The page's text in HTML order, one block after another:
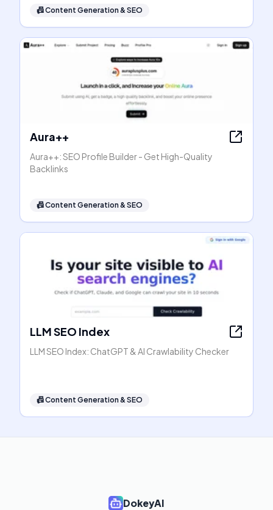
📠Content Generation & SEO
Aura++
Aura++: SEO Profile Builder - Get High-Quality
Backlinks
📠Content Generation & SEO
LLM SEO Index
LLM SEO Index: ChatGPT & AI Crawlability Checker
📠Content Generation & SEO
DokeyAI